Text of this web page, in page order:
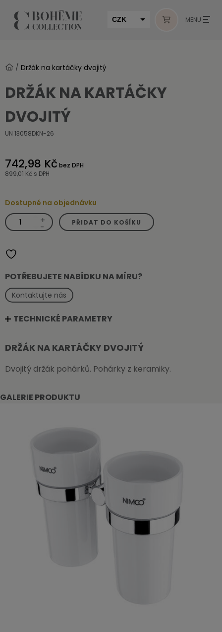
CZK MENU
/ Držák na kartáčky dvojitý
GALERIE PRODUKTU
DRŽÁK NA KARTÁČKY
DVOJITÝ
UN 13058DKN-26
742,98 Kč bez DPH
899,01 Kč s DPH
Dostupné na objednávku
Držák
na
kartáčky
+
- PŘIDAT DO KOŠÍKU
POTŘEBUJETE NABÍDKU NA MÍRU?
Kontaktujte nás
TECHNICKÉ PARAMETRY
DRŽÁK NA KARTÁČKY DVOJITÝ
Dvojitý držák pohárků. Pohárky z keramiky.